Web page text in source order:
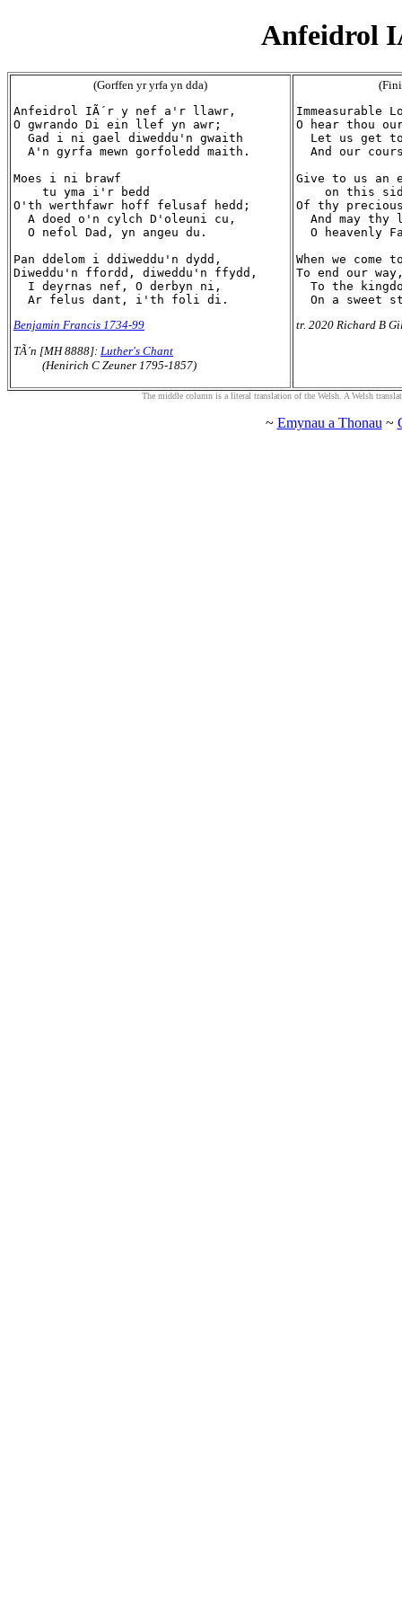
Anfeidrol
(Gorffen yr yrfa yn dda)
Anfeidrol IÃ´r y nef a'r llawr,
O gwrando Di ein llef yn awr;
  Gad i ni gael diweddu'n gwaith
  A'n gyrfa mewn gorfoledd maith.
Moes i ni brawf
    tu yma i'r bedd
O'th werthfawr hoff felusaf hedd;
  A doed o'n cylch D'oleuni cu,
  O nefol Dad, yn angeu du.
Pan ddelom i ddiweddu'n dydd,
Diweddu'n ffordd, diweddu'n ffydd,
  I deyrnas nef, O derbyn ni,
Benjamin Francis 1734-99
TÃ´n [MH 8888]: Luther's Chant
(Henirich C Zeuner 1795-1857)
Immeasurable
O hear thou
Let us get
And our
Give to us an
on this
Of thy
And may thy
O heavenly
When we come
To end our
To the
tr. 2020 Richard B
The middle column is a literal translation of the Welsh. A Welsh
~ Emynau a Thonau ~